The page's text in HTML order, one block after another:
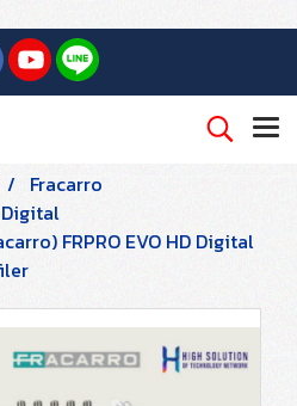
Fracarro
FRPRO EVO HD Digital